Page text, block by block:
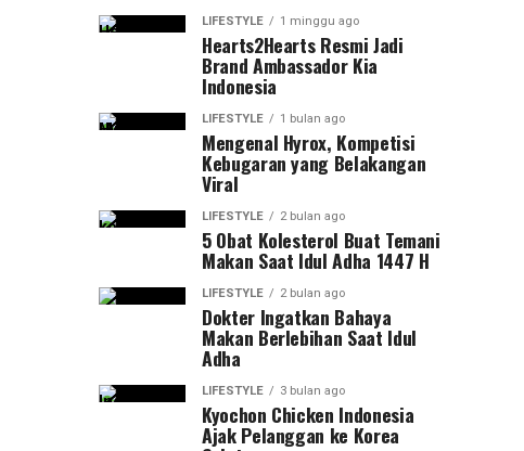
LIFESTYLE 1 minggu ago
Hearts2Hearts Resmi Jadi
Brand Ambassador Kia
Indonesia
LIFESTYLE 1 bulan ago
Mengenal Hyrox, Kompetisi
Kebugaran yang Belakangan
Viral
LIFESTYLE 2 bulan ago
5 Obat Kolesterol Buat Temani
Makan Saat Idul Adha 1447 H
LIFESTYLE 2 bulan ago
Dokter Ingatkan Bahaya
Makan Berlebihan Saat Idul
Adha
LIFESTYLE 3 bulan ago
Kyochon Chicken Indonesia
Ajak Pelanggan ke Korea